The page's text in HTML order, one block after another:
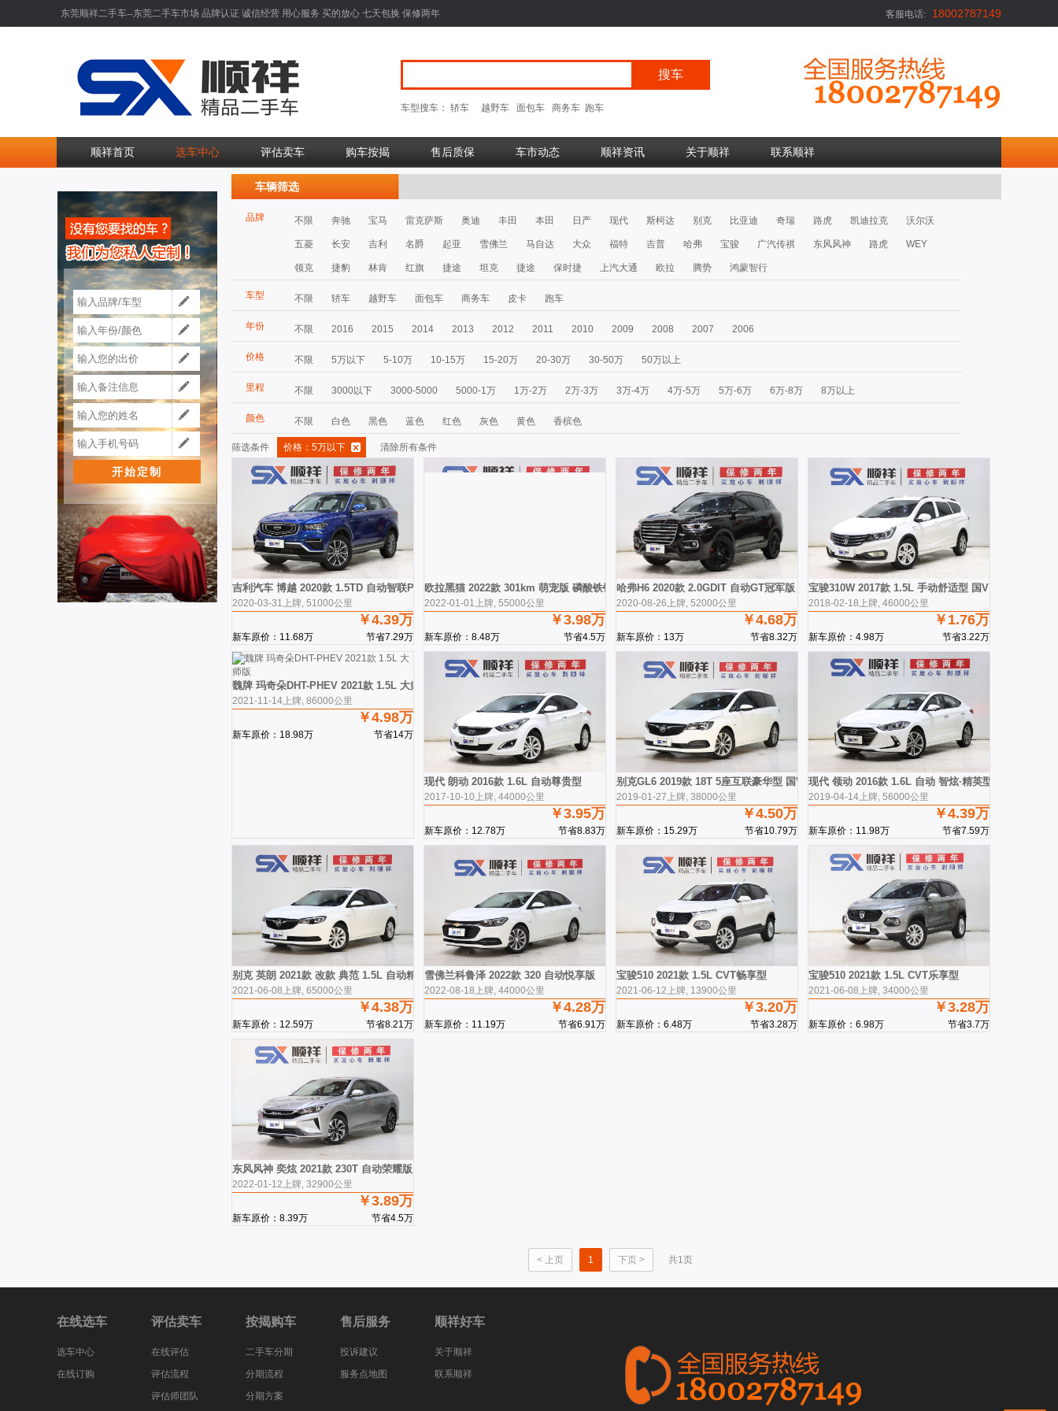
东莞顺祥二手车--东莞二手车市场 品牌认证 诚信经营 用心服务 买的放心 七天包换 保修两年 客服电话: 18002787149
车型搜车： 轿车 越野车 面包车 商务车 跑车
顺祥首页 选车中心 评估卖车 购车按揭 售后质保 车市动态 顺祥资讯 关于顺祥 联系顺祥
车辆筛选
品牌 不限 奔驰 宝马 雷克萨斯 奥迪 丰田 本田 日产 现代 斯柯达 别克 比亚迪 奇瑞 路虎 凯迪拉克 沃尔沃
五菱 长安 吉利 名爵 起亚 雪佛兰 马自达 大众 福特 吉普 哈弗 宝骏 广汽传祺 东风风神 路虎 WEY
领克 捷豹 林肯 红旗 捷途 坦克 捷途 保时捷 上汽大通 欧拉 腾势 鸿蒙智行
车型 不限 轿车 越野车 面包车 商务车 皮卡 跑车
年份 不限 2016 2015 2014 2013 2012 2011 2010 2009 2008 2007 2006
价格 不限 5万以下 5-10万 10-15万 15-20万 20-30万 30-50万 50万以上
里程 不限 3000以下 3000-5000 5000-1万 1万-2万 2万-3万 3万-4万 4万-5万 5万-6万 6万-8万 8万以上
颜色 不限 白色 黑色 蓝色 红色 灰色 黄色 香槟色
筛选条件 价格：5万以下 清除所有条件
吉利汽车 博越 2020款 1.5TD 自动智联PRO 国VI
2020-03-31上牌, 51000公里
￥4.39万
新车原价：11.68万 节省7.29万
欧拉黑猫 2022款 301km 萌宠版 磷酸铁锂
2022-01-01上牌, 55000公里
￥3.98万
新车原价：8.48万 节省4.5万
哈弗H6 2020款 2.0GDIT 自动GT冠军版
2020-08-26上牌, 52000公里
￥4.68万
新车原价：13万 节省8.32万
宝骏310W 2017款 1.5L 手动舒适型 国V
2018-02-18上牌, 46000公里
￥1.76万
新车原价：4.98万 节省3.22万
魏牌 玛奇朵DHT-PHEV 2021款 1.5L 大师版
2021-11-14上牌, 86000公里
￥4.98万
新车原价：18.98万 节省14万
现代 朗动 2016款 1.6L 自动尊贵型
2017-10-10上牌, 44000公里
￥3.95万
新车原价：12.78万 节省8.83万
别克GL6 2019款 18T 5座互联豪华型 国VI
2019-01-27上牌, 38000公里
￥4.50万
新车原价：15.29万 节省10.79万
现代 领动 2016款 1.6L 自动 智炫·精英型
2019-04-14上牌, 56000公里
￥4.39万
新车原价：11.98万 节省7.59万
别克 英朗 2021款 改款 典范 1.5L 自动精英型 国VI
2021-06-08上牌, 65000公里
￥4.38万
新车原价：12.59万 节省8.21万
雪佛兰科鲁泽 2022款 320 自动悦享版
2022-08-18上牌, 44000公里
￥4.28万
新车原价：11.19万 节省6.91万
宝骏510 2021款 1.5L CVT畅享型
2021-06-12上牌, 13900公里
￥3.20万
新车原价：6.48万 节省3.28万
宝骏510 2021款 1.5L CVT乐享型
2021-06-08上牌, 34000公里
￥3.28万
新车原价：6.98万 节省3.7万
东风风神 奕炫 2021款 230T 自动荣耀版 国VI
2022-01-12上牌, 32900公里
￥3.89万
新车原价：8.39万 节省4.5万
< 上页 1 下页 > 共1页
在线选车
选车中心
在线订购
评估卖车
在线评估
评估流程
评估师团队
按揭购车
二手车分期
分期流程
分期方案
售后服务
投诉建议
服务点地图
顺祥好车
关于顺祥
联系顺祥